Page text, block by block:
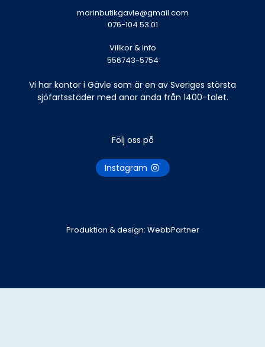
marinbutikgavle@gmail.com
076-104 53 01
Villkor & info
556743-5754
Vi har kontor i Gävle som är en av Sveriges största
sjöfartsstäder med anor ända från 1400-talet.
Följ oss på
Instagram
Produktion & design: WebbPartner